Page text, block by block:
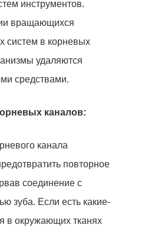
инструментов.
вращающихся
систем в корневых
удаляются
средствами.
каналов:
канала
повторное
соединение с
зуба. Если есть какие-
в окружающих тканях
Контакт
+905380829565
WHATSAPP